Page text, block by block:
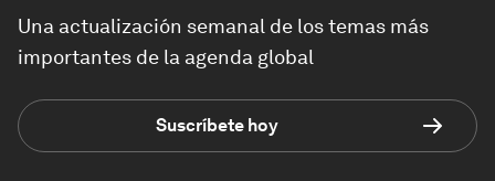
Una actualización semanal de los temas más
importantes de la agenda global
Suscríbete hoy